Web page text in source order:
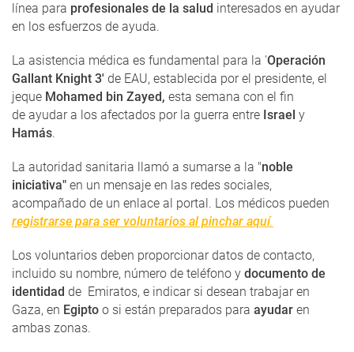
línea para profesionales de la salud interesados ​​en ayudar
en los esfuerzos de ayuda.
La asistencia médica es fundamental para la 'Operación
Gallant Knight 3' de EAU, establecida por el presidente, el
jeque Mohamed bin Zayed, esta semana con el fin
de ayudar a los afectados por la guerra entre Israel y
Hamás.
La autoridad sanitaria llamó a sumarse a la "noble
iniciativa" en un mensaje en las redes sociales,
acompañado de un enlace al portal. Los médicos pueden
registrarse para ser voluntarios al pinchar aquí.
Los voluntarios deben proporcionar datos de contacto,
incluido su nombre, número de teléfono y documento de
identidad de Emiratos, e indicar si desean trabajar en
Gaza, en Egipto o si están preparados para ayudar en
ambas zonas.